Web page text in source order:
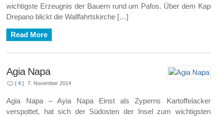
wichtigste Erzeugnis der Bauern rund um Pafos. Über dem Kap
Drepano blickt die Wallfahrtskirche […]
Read More
Agia Napa
[ 4 ] 7. November 2014
Agia Napa – Ayia Napa Einst als Zyperns Kartoffelacker
verspottet, hat sich der Südosten der Insel zum wichtigsten